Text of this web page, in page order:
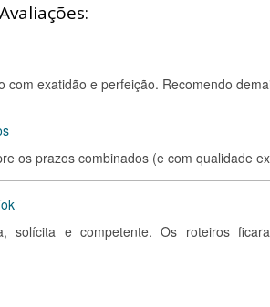
com exatidão e perfeição. Recomendo
os prazos combinados (e com qualidade
solícita e competente. Os roteiros